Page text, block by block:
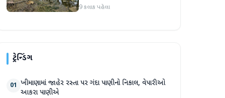
સપ્તાહમાં સેંકડો ભૂંડોના મોત
9 કલાક પહેલા
ટ્રેન્ડિંગ
01 ખીમાણામાં જાહેર રસ્તા પર ગંદા પાણીનો નિકાલ, વેપારીઓ
આકરા પાણીએ